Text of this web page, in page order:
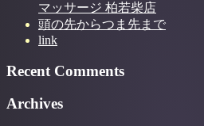
マッサージ 柏若柴店
頭の先からつま先まで
link
Recent Comments
Archives